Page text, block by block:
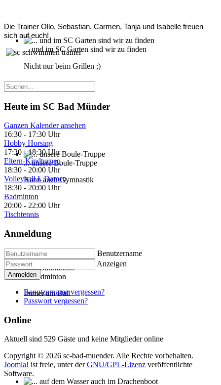
... und im SC Garten sind wir zu finden
Nicht nur beim Grillen ;)
... unsere Boule-Truppe
Kann auch Gymnastik
... Badminton
Immer am Ball
Die Trainer Ollo, Sebastian, Carmen, Tanja und Isabelle freuen
sich auf euch!
Heute im SC Bad Münder
Ganzen Kalender ansehen
16:30 - 17:30 Uhr
Hobby Horsing
17:30 -18:30 Uhr
Eltern-Kindturnen
18:30 - 20:00 Uhr
Volleyball I. Damen
18:30 - 20:00 Uhr
Badminton
20:00 - 22:00 Uhr
Tischtennis
Anmeldung
Benutzername
Anzeigen
Anmelden
Benutzername vergessen?
Passwort vergessen?
Online
Aktuell sind 529 Gäste und keine Mitglieder online
Copyright © 2026 sc-bad-muender. Alle Rechte vorbehalten.
Joomla! ist freie, unter derGNU/GPL-Lizenz veröffentlichte
Software.